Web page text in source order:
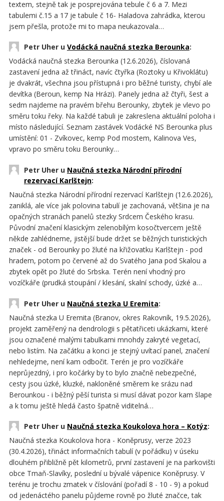
textem, stejně tak je posprejována tebule č 6 a 7. Mezi
tabulemi č.15 a 17 je tabule č 16- Haladova zahrádka, kterou
jsem přešla, protože mi to mapa neukazovala…
Petr Uher u Vodácká naučná stezka Berounka:
Vodácká naučná stezka Berounka (12.6.2026), číslovaná
zastavení jedna až třináct, navíc čtyřka (Roztoky u Křivoklátu)
je dvakrát, všechna jsou přístupná i pro běžné turisty, chybí ale
devítka (Beroun, kemp Na Hrázi). Panely jedna až čtyři, šest a
sedm najdeme na pravém břehu Berounky, zbytek je vlevo po
směru toku řeky. Na každé tabuli je zakreslena aktuální poloha i
místo následující. Seznam zastávek Vodácké NS Berounka plus
umístění: 01 - Zvíkovec, kemp Pod mostem, Kalinova Ves,
vpravo po směru toku Berounky…
Petr Uher u Naučná stezka Národní přírodní
rezervací Karlštejn:
Naučná stezka Národní přírodní rezervací Karlštejn (12.6.2026),
zaniklá, ale více jak polovina tabulí je zachovaná, většina je na
opačných stranách panelů stezky Srdcem Českého krasu.
Původní značení klasickým zelenobílým kosočtvercem ještě
někde zahlédneme, jistější bude držet se běžných turistických
značek - od Berounky po žluté na křižovatku Karlštejn - pod
hradem, potom po červené až do Svatého Jana pod Skalou a
zbytek opět po žluté do Srbska. Terén není vhodný pro
vozíčkáře (prudká stoupání / klesání, skalní schody, úzké a…
Petr Uher u Naučná stezka U Eremita:
Naučná stezka U Eremita (Branov, okres Rakovník, 19.5.2026),
projekt zaměřený na dendrologii s pětatřiceti ukázkami, které
jsou označené malými tabulkami mnohdy zakryté vegetací,
nebo listím. Na začátku a konci je stejný uvítací panel, značení
nehledejme, není kam odbočit. Terén je pro vozíčkáře
neprůjezdný, i pro kočárky by to bylo značně nebezpečné,
cesty jsou úzké, kluzké, nakloněné směrem ke srázu nad
Berounkou - i běžný pěší turista si musí dávat pozor kam šlape
a k tomu ještě hledá často špatně viditelná…
Petr Uher u Naučná stezka Koukolova hora – Kotýz:
Naučná stezka Koukolova hora - Koněprusy, verze 2023
(30.4.2026), třináct informačních tabulí (v pořádku) v úseku
dlouhém přibližně pět kilometrů, první zastavení je na parkovišti
obce Tmaň-Slavíky, poslední u bývalé vápenice Koněprusy. V
terénu je trochu zmatek v číslování (pořadí 8 - 10 - 9) a pokud
od jedenáctého panelu půjdeme rovně po žluté značce, tak